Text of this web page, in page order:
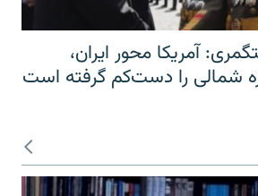
آمریکا محور ایران،
شمالی را دست‌کم گرفته است